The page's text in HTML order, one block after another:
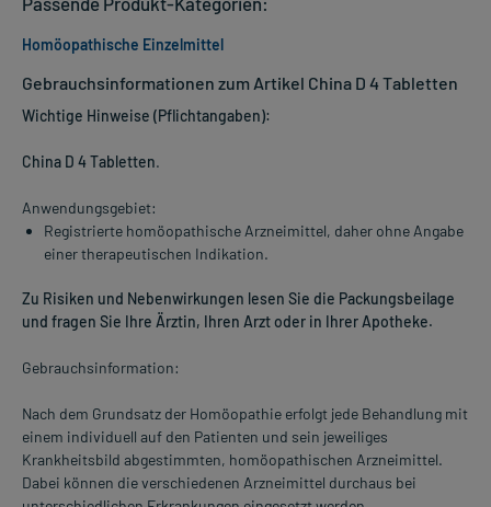
Gebrauchsinformationen zum Artikel China D 4 Tabletten
Wichtige Hinweise (Pflichtangaben):
China D 4 Tabletten.
Anwendungsgebiet:
Registrierte homöopathische Arzneimittel, daher ohne Angabe
einer therapeutischen Indikation.
Zu Risiken und Nebenwirkungen lesen Sie die Packungsbeilage
und fragen Sie Ihre Ärztin, Ihren Arzt oder in Ihrer Apotheke.
Gebrauchsinformation:
Nach dem Grundsatz der Homöopathie erfolgt jede Behandlung mit
einem individuell auf den Patienten und sein jeweiliges
Krankheitsbild abgestimmten, homöopathischen Arzneimittel.
Dabei können die verschiedenen Arzneimittel durchaus bei
Homöopathische Einzelmittel